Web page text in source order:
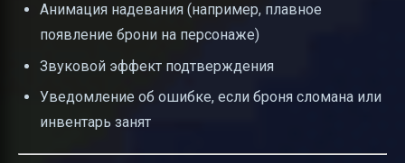
Анимация надевания (например, плавное
появление брони на персонаже)
Звуковой эффект подтверждения
Уведомление об ошибке, если броня сломана или
инвентарь занят